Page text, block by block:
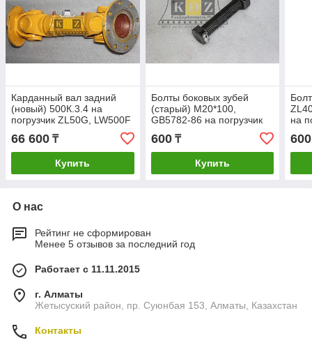
Карданный вал задний
(новый) 500К.3.4 на
погрузчик ZL50G, LW500F
66 600 ₸
Купить
Болты боковых зубей
(старый) M20*100,
GB5782-86 на погрузчик
600₸
Купить
на
600
О нас
Рейтинг не сформирован
Менее 5 отзывов за последний год
Работает с 11.11.2015
г. Алматы
Жетысуский район, пр. Суюнбая 153, Алматы, Казахстан
Контакты